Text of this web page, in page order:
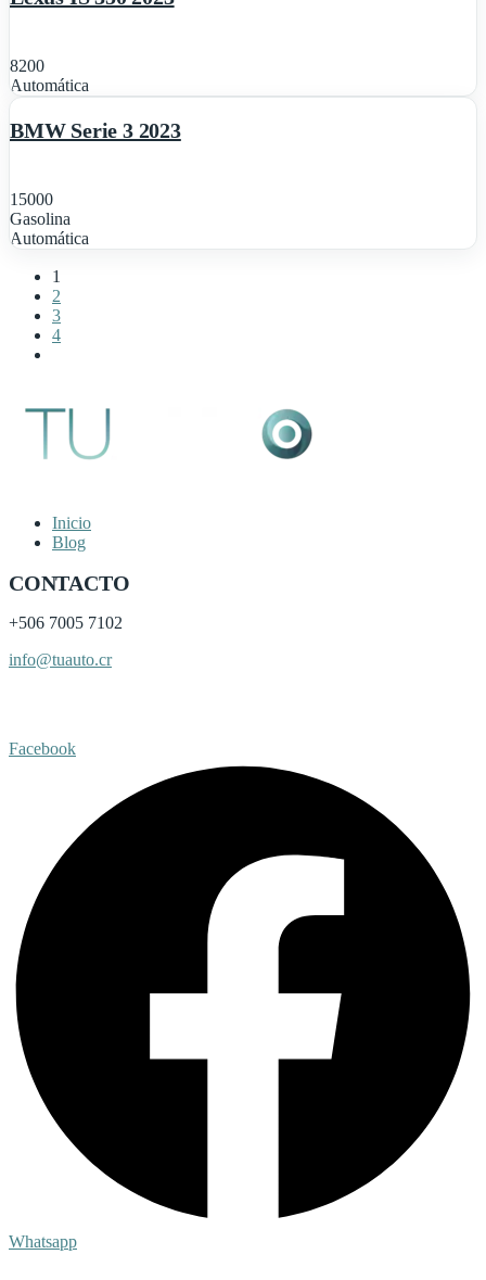
8200
Automática
1
BMW Serie 3 2023
15000
Gasolina
Automática
1
2
3
4
Inicio
Blog
CONTACTO
+506 7005 7102
info@tuauto.cr
Facebook
Whatsapp